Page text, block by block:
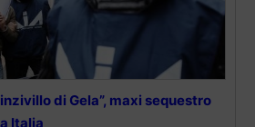
di Gela”, maxi sequestro
Italia